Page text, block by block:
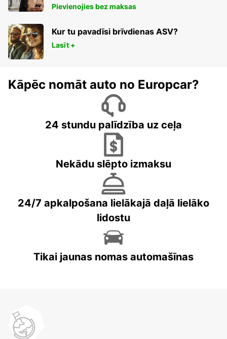
Pievienojies bez maksas
Kur tu pavadīsi brīvdienas ASV?
Lasīt +
Kāpēc nomāt auto no Europcar?
24 stundu palīdzība uz ceļa
Nekādu slēpto izmaksu
24/7 apkalpošana lielākajā daļā lielāko
lidostu
Tikai jaunas nomas automašīnas